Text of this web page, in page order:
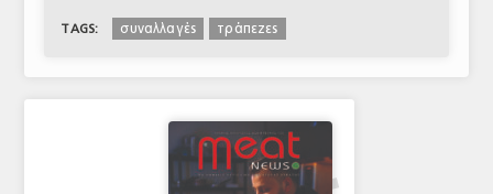
TAGS: συναλλαγές τράπεζες